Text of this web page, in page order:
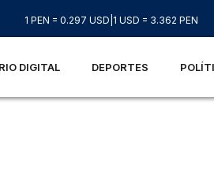
1 PEN = 0.297 USD 1 USD = 3.362 PEN
DIGITAL DEPORTES